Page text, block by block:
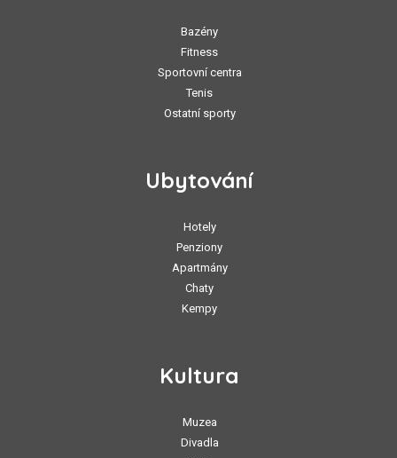
Bazény
Fitness
Sportovní centra
Tenis
Ostatní sporty
Ubytování
Hotely
Penziony
Apartmány
Chaty
Kempy
Kultura
Muzea
Divadla